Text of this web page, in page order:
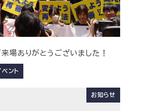
来場ありがとうございました！
ベント
お知らせ